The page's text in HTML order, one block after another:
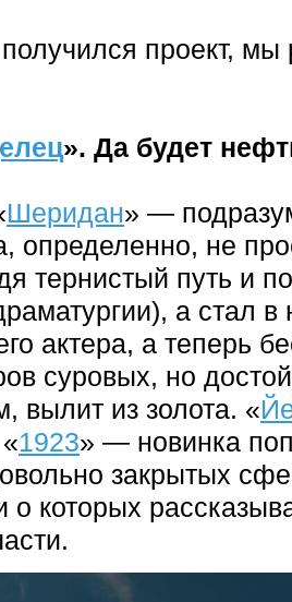
проект,
». Да будет
Шеридан» —
определенно, не
тернистый путь и
а стал
актера, а теперь
суровых, но
вылит из золота. «
1923» — новинка
закрытых
о которых